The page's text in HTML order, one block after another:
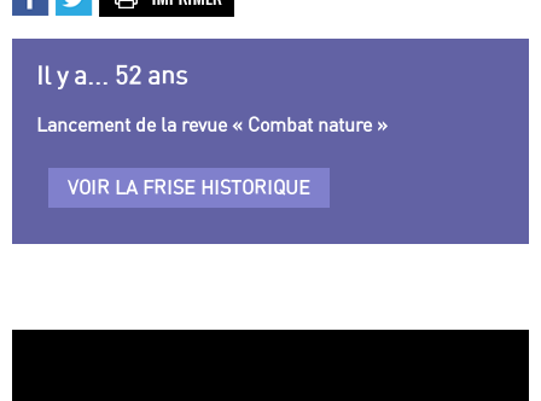
Il y a... 52 ans
Lancement de la revue « Combat nature »
VOIR LA FRISE HISTORIQUE